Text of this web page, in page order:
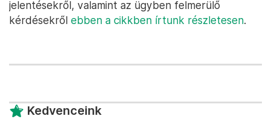
jelentésekről, valamint az ügyben felmerülő
kérdésekről ebben a cikkben írtunk részletesen.
Kedvenceink